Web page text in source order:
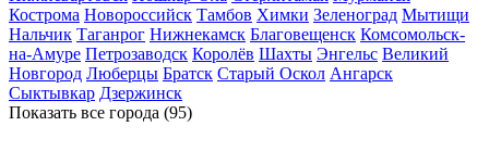
Кострома Новороссийск Тамбов Химки Зеленоград Мытищи
Нальчик Таганрог Нижнекамск Благовещенск Комсомольск-
на-Амуре Петрозаводск Королёв Шахты Энгельс Великий
Новгород Люберцы Братск Старый Оскол Ангарск
Сыктывкар Дзержинск
Показать все города (95)